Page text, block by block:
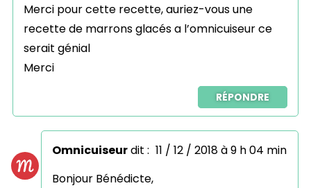
Merci pour cette recette, auriez-vous une
recette de marrons glacés a l’omnicuiseur ce
serait génial
Merci
RÉPONDRE
Omnicuiseurdit : 11 / 12 / 2018 à 9 h 04 min
Bonjour Bénédicte,